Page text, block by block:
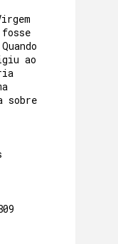
ao
sobre